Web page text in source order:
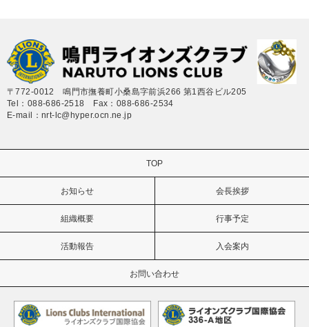
〒772-0012 鳴門市撫養町小桑島字前浜266 第1西谷ビル205
Tel：088-686-2518 Fax：088-686-2534
E-mail：nrt-lc@hyper.ocn.ne.jp
TOP
お知らせ 会長挨拶
組織概要 行事予定
活動報告 入会案内
お問い合わせ